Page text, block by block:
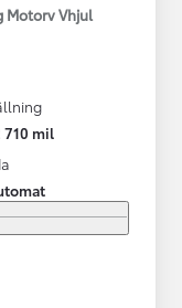
Motorv Vhjul
710 mil